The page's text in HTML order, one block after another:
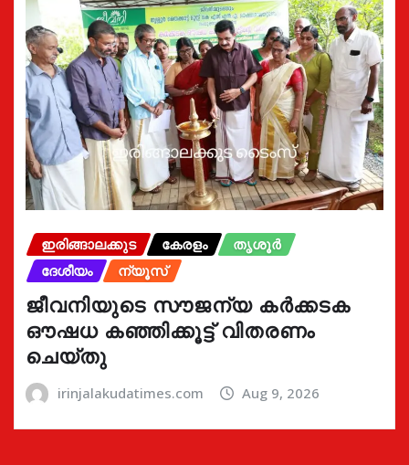
ഇരിങ്ങാലക്കുട കേരളം
തൃശൂർ
ദേശീയം
ന്യൂസ്
ജീവനിയുടെ സൗജന്യ കർക്കടക
ഔഷധ കഞ്ഞിക്കൂട്ട് വിതരണം
ചെയ്തു
irinjalakudatimes.com Aug 9, 2026